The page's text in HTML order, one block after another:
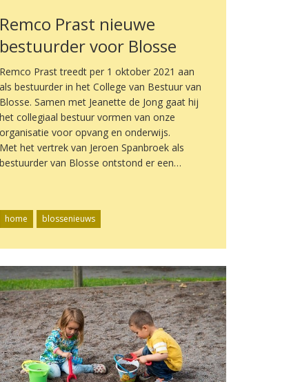
Remco Prast nieuwe
bestuurder voor Blosse
Remco Prast treedt per 1 oktober 2021 aan
als bestuurder in het College van Bestuur van
Blosse. Samen met Jeanette de Jong gaat hij
het collegiaal bestuur vormen van onze
organisatie voor opvang en onderwijs.
Met het vertrek van Jeroen Spanbroek als
bestuurder van Blosse ontstond er een…
home blossenieuws